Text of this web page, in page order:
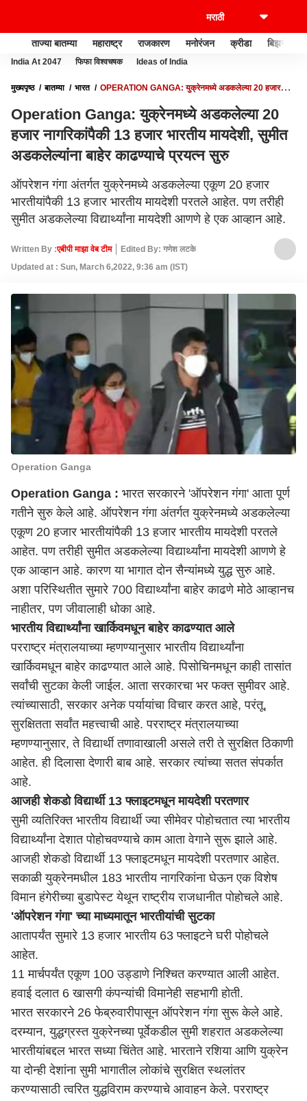
ताज्या बातम्या महाराष्ट्र राजकारण मनोरंजन क्रीडा बिझनेस
India At 2047 फिफा विश्वचषक Ideas of India
मुख्यपृष्ठ बातम्या भारत
OPERATION GANGA: युक्रेनमध्ये अडकलेल्या 20 हजार
Operation Ganga: युक्रेनमध्ये अडकलेल्या 20
हजार नागरिकांपैकी 13 हजार भारतीय मायदेशी, सुमीत
अडकलेल्यांना बाहेर काढण्याचे प्रयत्न सुरु
ऑपरेशन गंगा अंतर्गत युक्रेनमध्ये अडकलेल्या एकूण 20 हजार
भारतीयांपैकी 13 हजार भारतीय मायदेशी परतले आहेत. पण तरीही
सुमीत अडकलेल्या विद्यार्थ्यांना मायदेशी आणणे हे एक आव्हान आहे.
Written By :एबीपी माझा वेब टीम
Edited By: गणेश लटके
Updated at : Sun, March 6,2022, 9:36 am (IST)
Operation Ganga
Operation Ganga : भारत सरकारने 'ऑपरेशन गंगा' आता पूर्ण
गतीने सुरु केले आहे. ऑपरेशन गंगा अंतर्गत युक्रेनमध्ये अडकलेल्या
एकूण 20 हजार भारतीयांपैकी 13 हजार भारतीय मायदेशी परतले
आहेत. पण तरीही सुमीत अडकलेल्या विद्यार्थ्यांना मायदेशी आणणे हे
एक आव्हान आहे. कारण या भागात दोन सैन्यांमध्ये युद्ध सुरु आहे.
अशा परिस्थितीत सुमारे 700 विद्यार्थ्यांना बाहेर काढणे मोठे आव्हानच
नाहीतर, पण जीवालाही धोका आहे.
भारतीय विद्यार्थ्यांना खार्किवमधून बाहेर काढण्यात आले
परराष्ट्र मंत्रालयाच्या म्हणण्यानुसार भारतीय विद्यार्थ्यांना
खार्किवमधून बाहेर काढण्यात आले आहे. पिसोचिनमधून काही तासांत
सर्वांची सुटका केली जाईल. आता सरकारचा भर फक्त सुमीवर आहे.
त्यांच्यासाठी, सरकार अनेक पर्यायांचा विचार करत आहे, परंतू,
सुरक्षितता सर्वांत महत्त्वाची आहे. परराष्ट्र मंत्रालयाच्या
म्हणण्यानुसार, ते विद्यार्थी तणावाखाली असले तरी ते सुरक्षित ठिकाणी
आहेत. ही दिलासा देणारी बाब आहे. सरकार त्यांच्या सतत संपर्कात
आहे.
आजही शेकडो विद्यार्थी 13 फ्लाइटमधून मायदेशी परतणार
सुमी व्यतिरिक्त भारतीय विद्यार्थी ज्या सीमेवर पोहोचतात त्या भारतीय
विद्यार्थ्यांना देशात पोहोचवण्याचे काम आता वेगाने सुरू झाले आहे.
आजही शेकडो विद्यार्थी 13 फ्लाइटमधून मायदेशी परतणार आहेत.
सकाळी युक्रेनमधील 183 भारतीय नागरिकांना घेऊन एक विशेष
विमान हंगेरीच्या बुडापेस्ट येथून राष्ट्रीय राजधानीत पोहोचले आहे.
'ऑपरेशन गंगा' च्या माध्यमातून भारतीयांची सुटका
आतापर्यंत सुमारे 13 हजार भारतीय 63 फ्लाइटने घरी पोहोचले
आहेत.
11 मार्चपर्यंत एकूण 100 उड्डाणे निश्चित करण्यात आली आहेत.
हवाई दलात 6 खासगी कंपन्यांची विमानेही सहभागी होती.
भारत सरकारने 26 फेब्रुवारीपासून ऑपरेशन गंगा सुरू केले आहे.
दरम्यान, युद्धग्रस्त युक्रेनच्या पूर्वेकडील सुमी शहरात अडकलेल्या
भारतीयांबद्दल भारत सध्या चिंतेत आहे. भारताने रशिया आणि युक्रेन
या दोन्ही देशांना सुमी भागातील लोकांचे सुरक्षित स्थलांतर
करण्यासाठी त्वरित युद्धविराम करण्याचे आवाहन केले. परराष्ट्र